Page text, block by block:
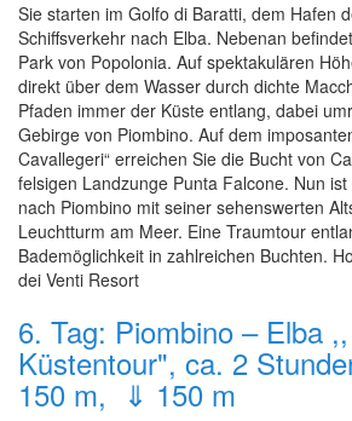
Sie starten im Golfo di Baratti, dem Hafen
Schiffsverkehr nach Elba. Nebenan
Park von Popolonia. Auf spektakulären
direkt über dem Wasser durch dichte
Pfaden immer der Küste entlang, dabei
Gebirge von Piombino. Auf dem
Cavallegeri“ erreichen Sie die Bucht von
felsigen Landzunge Punta Falcone. Nun
nach Piombino mit seiner sehenswerten
Leuchtturm am Meer. Eine Traumtour
Bademöglichkeit in zahlreichen Buchten.
dei Venti Resort
6. Tag: Piombino – Elba
Küstentour", ca. 2
150 m, ⇓ 150 m